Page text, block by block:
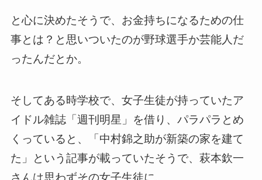
と心に決めたそうで、お金持ちになるための仕
事とは？と思いついたのが野球選手か芸能人だ
ったんだとか。
そしてある時学校で、女子生徒が持っていたア
イドル雑誌「週刊明星」を借り、パラパラとめ
くっていると、「中村錦之助が新築の家を建て
た」という記事が載っていたそうで、萩本欽一
さんは思わずその女子生徒に、